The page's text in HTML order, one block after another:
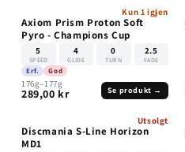
Kun 1 igjen
Axiom Prism Proton Soft
Pyro - Champions Cup
5
SPEED
4
GLIDE
0
TURN
2.5
FADE
Erf. God
176g–177g
289,00 kr Se produkt →
UTSOLGT
Utsolgt
Discmania S-Line Horizon
MD1